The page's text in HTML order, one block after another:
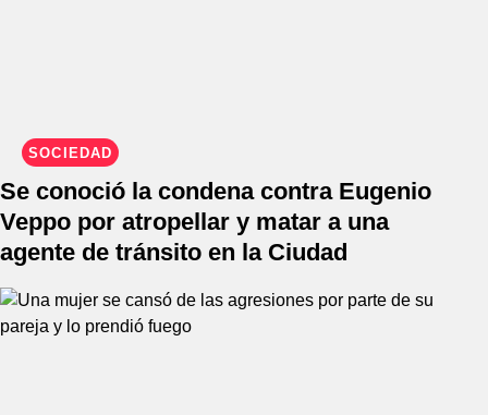
SOCIEDAD
Se conoció la condena contra Eugenio
Veppo por atropellar y matar a una
agente de tránsito en la Ciudad